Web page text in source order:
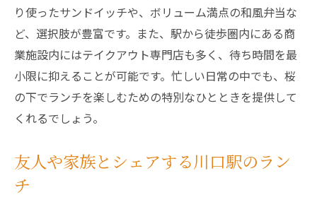
り使ったサンドイッチや、ボリューム満点の和風弁当な
ど、選択肢が豊富です。また、駅から徒歩圏内にある商
業施設内にはテイクアウト専門店も多く、待ち時間を最
小限に抑えることが可能です。忙しい日常の中でも、桜
の下でランチを楽しむための特別なひとときを提供して
くれるでしょう。
友人や家族とシェアする川口駅のラン
チ